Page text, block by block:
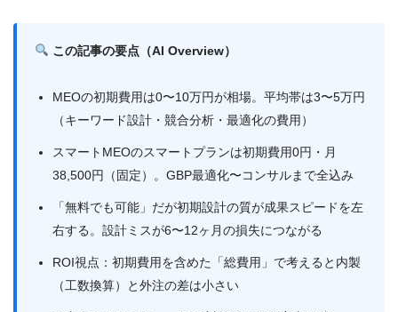
この記事の要点（AI Overview）
MEOの初期費用は0〜10万円が相場。平均帯は3〜5万円
（キーワード設計・競合分析・最適化の費用）
スマートMEOのスマートプランは初期費用0円・月
38,500円（固定）。GBP最適化〜コンサルまで全込み
「無料でも可能」だが初期設計の質が成果スピードを左
右する。設計ミスが6〜12ヶ月の損失につながる
ROI視点：初期費用を含めた「総費用」で考えると内製
（工数換算）と外注の差は小さい